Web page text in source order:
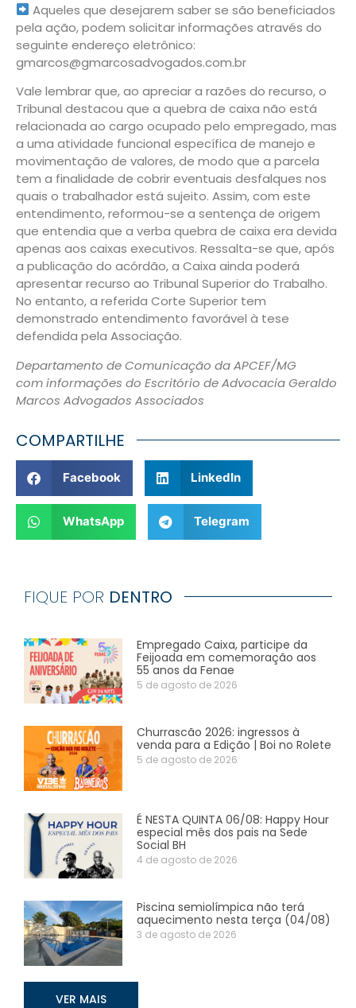
Aqueles que desejarem saber se são beneficiados
pela ação, podem solicitar informações através do
seguinte endereço eletrônico:
gmarcos@gmarcosadvogados.com.br
Vale lembrar que, ao apreciar a razões do recurso, o
Tribunal destacou que a quebra de caixa não está
relacionada ao cargo ocupado pelo empregado, mas
a uma atividade funcional específica de manejo e
movimentação de valores, de modo que a parcela
tem a finalidade de cobrir eventuais desfalques nos
quais o trabalhador está sujeito. Assim, com este
entendimento, reformou-se a sentença de origem
que entendia que a verba quebra de caixa era devida
apenas aos caixas executivos. Ressalta-se que, após
a publicação do acórdão, a Caixa ainda poderá
apresentar recurso ao Tribunal Superior do Trabalho.
No entanto, a referida Corte Superior tem
demonstrado entendimento favorável à tese
defendida pela Associação.
Departamento de Comunicação da APCEF/MG
com informações do Escritório de Advocacia Geraldo
Marcos Advogados Associados
COMPARTILHE
Facebook LinkedIn
WhatsApp Telegram
FIQUE POR DENTRO
Empregado Caixa, participe da
Feijoada em comemoração aos
55 anos da Fenae
5 de agosto de 2026
Churrascão 2026: ingressos à
venda para a Edição | Boi no Rolete
5 de agosto de 2026
É NESTA QUINTA 06/08: Happy Hour
especial mês dos pais na Sede
Social BH
4 de agosto de 2026
Piscina semiolímpica não terá
aquecimento nesta terça (04/08)
3 de agosto de 2026
VER MAIS